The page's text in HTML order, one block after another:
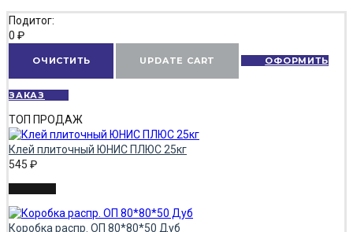
Подитог:
0 ₽
ОЧИСТИТЬ UPDATE CART ОФОРМИТЬ
ЗАКАЗ
ТОП ПРОДАЖ
Клей плиточный ЮНИС ПЛЮС 25кг
545 ₽
Коробка распр. ОП 80*80*50 Дуб